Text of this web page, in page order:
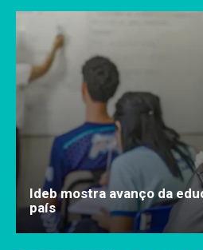
Ideb mostra avanço da
país